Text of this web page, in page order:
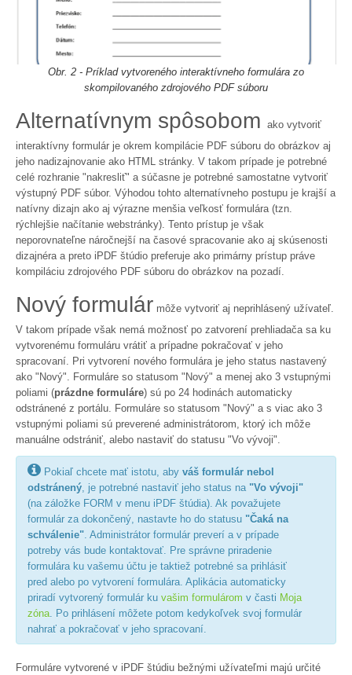
Obr. 2 - Príklad vytvoreného interaktívneho formulára zo
skompilovaného zdrojového PDF súboru
Alternatívnym spôsobom ako vytvoriť
interaktívny formulár je okrem kompilácie PDF súboru do obrázkov aj
jeho nadizajnovanie ako HTML stránky. V takom prípade je potrebné
celé rozhranie "nakresliť" a súčasne je potrebné samostatne vytvoriť
výstupný PDF súbor. Výhodou tohto alternatívneho postupu je krajší a
natívny dizajn ako aj výrazne menšia veľkosť formulára (tzn.
rýchlejšie načítanie webstránky). Tento prístup je však
neporovnateľne náročnejší na časové spracovanie ako aj skúsenosti
dizajnéra a preto iPDF štúdio preferuje ako primárny prístup práve
kompiláciu zdrojového PDF súboru do obrázkov na pozadí.
Nový formulár môže vytvoriť aj neprihlásený užívateľ.
V takom prípade však nemá možnosť po zatvorení prehliadača sa ku
vytvorenému formuláru vrátiť a prípadne pokračovať v jeho
spracovaní. Pri vytvorení nového formulára je jeho status nastavený
ako "Nový". Formuláre so statusom "Nový" a menej ako 3 vstupnými
poliami (prázdne formuláre) sú po 24 hodinách automaticky
odstránené z portálu. Formuláre so statusom "Nový" a s viac ako 3
vstupnými poliami sú preverené administrátorom, ktorý ich môže
manuálne odstrániť, alebo nastaviť do statusu "Vo vývoji".
 Pokiaľ chcete mať istotu, aby váš formulár nebol
odstránený, je potrebné nastaviť jeho status na "Vo vývoji"
(na záložke FORM v menu iPDF štúdia). Ak považujete
formulár za dokončený, nastavte ho do statusu "Čaká na
schválenie". Administrátor formulár preverí a v prípade
potreby vás bude kontaktovať. Pre správne priradenie
formulára ku vašemu účtu je taktiež potrebné sa prihlásiť
pred alebo po vytvorení formulára. Aplikácia automaticky
priradí vytvorený formulár ku vašim formulárom v časti Moja
zóna. Po prihlásení môžete potom kedykoľvek svoj formulár
nahrať a pokračovať v jeho spracovaní.
Formuláre vytvorené v iPDF štúdiu bežnými užívateľmi majú určité